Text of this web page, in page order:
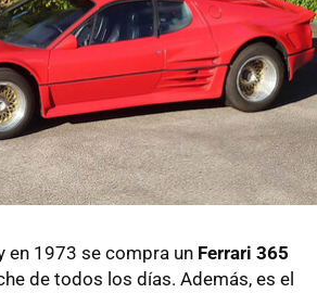
en 1973 se compra un Ferrari 365
de todos los días. Además, es el